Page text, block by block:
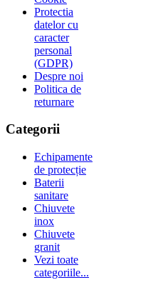
Protectia
datelor cu
caracter
personal
(GDPR)
Despre noi
Politica de
returnare
Categorii
Echipamente
de protecție
Baterii
sanitare
Chiuvete
inox
Chiuvete
granit
Vezi toate
categoriile...